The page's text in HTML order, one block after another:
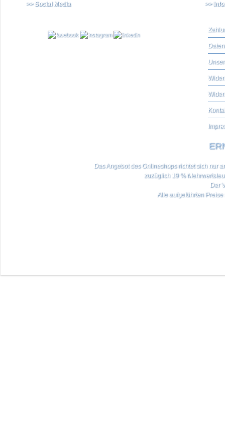
>> Social Media >>
Das Angebot des Onlineshops richtet sich nur
zuzüglich 19 %
Der
Alle aufgeführten